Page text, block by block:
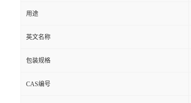
用途
英文名称
包装规格
CAS编号